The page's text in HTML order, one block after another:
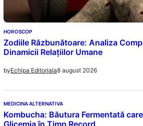
HOROSCOP
Zodiile Răzbunătoare: Analiza
Dinamicii Relațiilor Umane
byEchipa Editoriala8 august 2026
MEDICINA ALTERNATIVA
Kombucha: Băutura Fermentată